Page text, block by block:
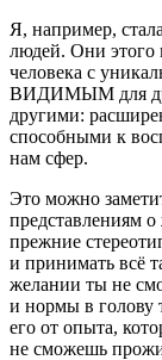
Я, например,
людей. Они этого
человека с
ВИДИМЫМ для
другими:
способными к
нам сфер.
Это можно
представлениям
прежние
и принимать всё
желании ты не
и нормы в голову
его от опыта,
не сможешь